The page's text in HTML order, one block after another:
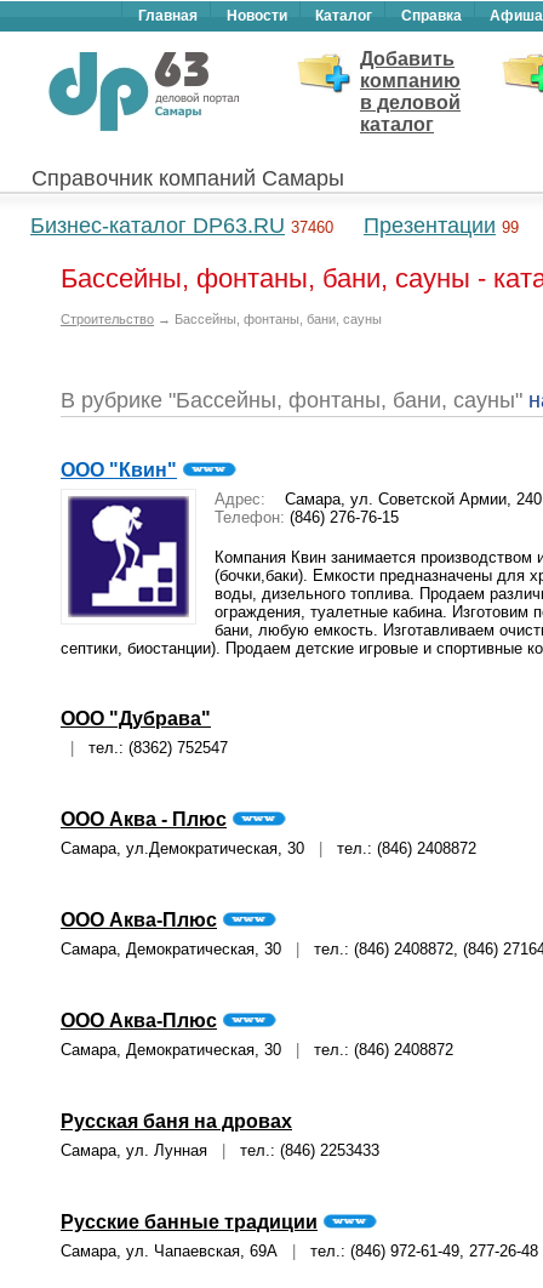
Главная Новости Каталог Справка Афиша
Добавить
компанию
в деловой
каталог
Справочник компаний Самары
Бизнес-каталог DP63.RU 37460 Презентации 99
Бассейны, фонтаны, бани, сауны -
Строительство → Бассейны, фонтаны, бани, сауны
В рубрике "Бассейны, фонтаны, бани, сауны"
ООО "Квин"
Адрес:
Самара, ул. Советской Армии,
Телефон: (846) 276-76-15
Компания Квин занимается
(бочки,баки). Емкости предназначены для
воды, дизельного топлива. Продаем
ограждения, туалетные кабина.
бани, любую емкость. Изготавливаем
септики, биостанции). Продаем детские игровые и спортивные
ООО "Дубрава"
тел.: (8362) 752547
ООО Аква - Плюс
Самара, ул.Демократическая, 30 тел.: (846) 2408872
ООО Аква-Плюс
Самара, Демократическая, 30 тел.: (846) 2408872, (846)
ООО Аква-Плюс
Самара, Демократическая, 30 тел.: (846) 2408872
Русская баня на дровах
Самара, ул. Лунная тел.: (846) 2253433
Русские банные традиции
Самара, ул. Чапаевская, 69А тел.: (846) 972-61-49, 277-26-48